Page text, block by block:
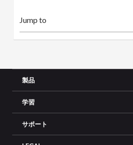
製品
学習
サポート